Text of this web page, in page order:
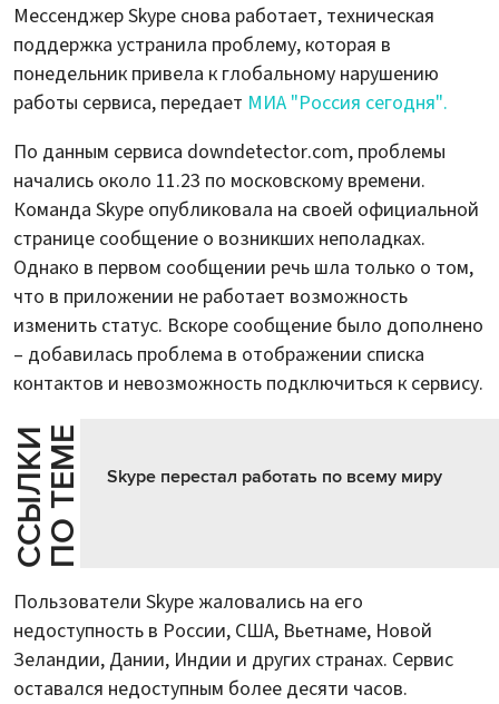
Мессенджер Skype снова работает, техническая
поддержка устранила проблему, которая в
понедельник привела к глобальному нарушению
работы сервиса, передает МИА "Россия сегодня".
По данным сервиса downdetector.com, проблемы
начались около 11.23 по московскому времени.
Команда Skype опубликовала на своей официальной
странице сообщение о возникших неполадках.
Однако в первом сообщении речь шла только о том,
что в приложении не работает возможность
изменить статус. Вскоре сообщение было дополнено
– добавилась проблема в отображении списка
контактов и невозможность подключиться к сервису.
С
С
Ы
Л
К
И
П
О
Т
Е
МЕ Skype перестал работать по всему миру
Пользователи Skype жаловались на его
недоступность в России, США, Вьетнаме, Новой
Зеландии, Дании, Индии и других странах. Сервис
оставался недоступным более десяти часов.